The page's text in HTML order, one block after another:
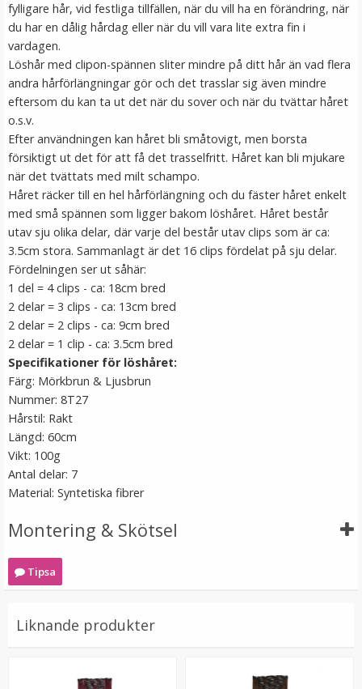
#10 Mellanbrun - Hästsvans vågig rosett
★★★★
199 kr
LÄGG I VARUKORG
Syntetiskt löshår Gloriatråd rakt - Mörkbrun #8A
fylligare hår, vid festliga tillfällen, när du vill ha en förändring, när
du har en dålig hårdag eller när du vill vara lite extra fin i
vardagen.
Löshår med clipon-spännen sliter mindre på ditt hår än vad flera
andra hårförlängningar gör och det trasslar sig även mindre
eftersom du kan ta ut det när du sover och när du tvättar håret
o.s.v.
Efter användningen kan håret bli småtovigt, men borsta
försiktigt ut det för att få det trasselfritt. Håret kan bli mjukare
när det tvättats med milt schampo.
Håret räcker till en hel hårförlängning och du fäster håret enkelt
med små spännen som ligger bakom löshåret. Håret består
utav sju olika delar, där varje del består utav clips som är ca:
3.5cm stora. Sammanlagt är det 16 clips fördelat på sju delar.
Fördelningen ser ut såhär:
1 del = 4 clips - ca: 18cm bred
2 delar = 3 clips - ca: 13cm bred
2 delar = 2 clips - ca: 9cm bred
2 delar = 1 clip - ca: 3.5cm bred
Specifikationer för löshåret:
Färg: Mörkbrun & Ljusbrun
Nummer: 8T27
Hårstil: Rakt
Längd: 60cm
Vikt: 100g
Antal delar: 7
Material: Syntetiska fibrer
Montering & Skötsel
Tipsa
Liknande produkter